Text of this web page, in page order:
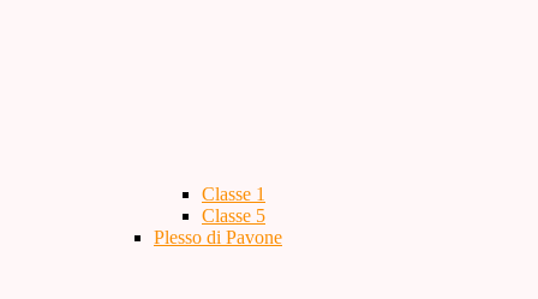
Classe 1
Classe 5
Plesso di Pavone